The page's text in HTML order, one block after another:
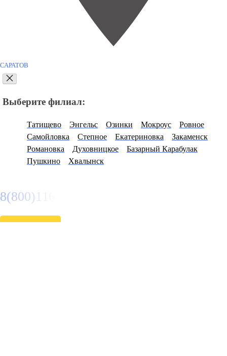
САРАТОВ
Выберите филиал:
Татищево Энгельс Озинки Мокроус
Ровное
Самойловка
Степное Екатериновка
Закаменск
Романовка
Духовницкое
Базарный Карабулак
Пушкино
Хвалынск
8(800)116472